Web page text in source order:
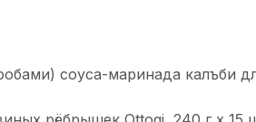
соуса-маринада калъби